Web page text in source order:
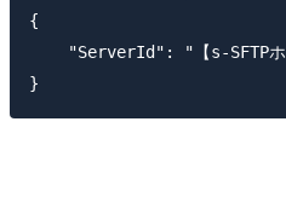
{
"ServerId": "【s-SFTPホ